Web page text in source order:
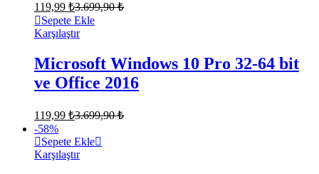
119,99 ₺3.699,90₺
Sepete Ekle
Karşılaştır
Microsoft Windows 10 Pro 32-64 bit
ve Office 2016
119,99 ₺3.699,90₺
-58%
Sepete Ekle
Karşılaştır